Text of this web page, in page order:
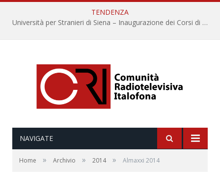
TENDENZA
Università per Stranieri di Siena – Inaugurazione dei Corsi di Lingua e Cultura Italiana, 109a annata
NAVIGATE
Home » Archivio » 2014 » Almaxxi 2014